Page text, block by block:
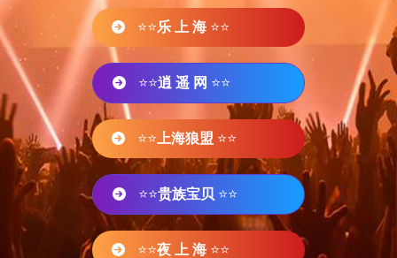
⭐⭐乐 上 海 ⭐⭐
⭐⭐逍 遥 网 ⭐⭐
⭐⭐ 上海狼盟 ⭐⭐
⭐⭐贵族宝贝 ⭐⭐
⭐⭐夜 上 海 ⭐⭐